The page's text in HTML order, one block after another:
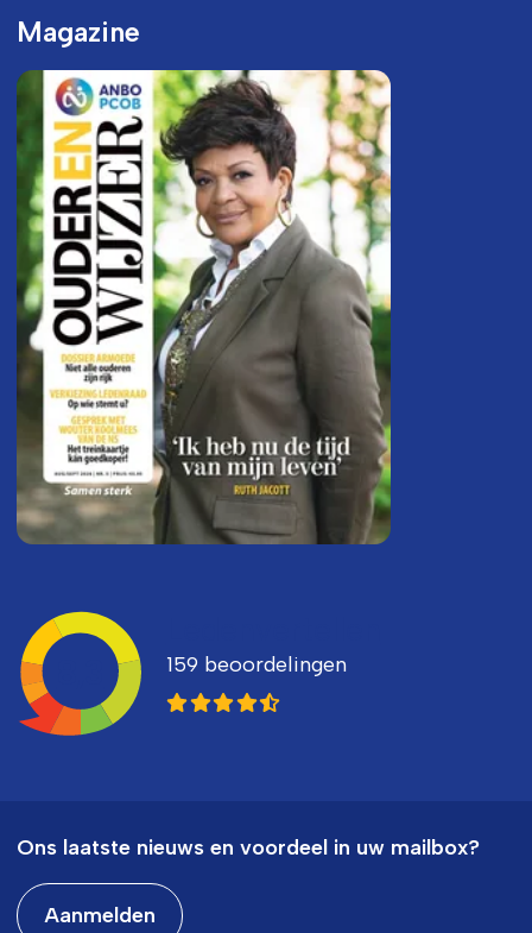
Magazine
159 beoordelingen
Ons laatste nieuws en voordeel in uw mailbox?
Aanmelden